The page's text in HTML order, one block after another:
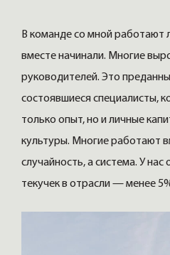
В команде со мной работают
вместе начинали. Многие
руководителей. Это
состоявшиеся специалисты,
только опыт, но и личные
культуры. Многие работают
случайность, а система. У нас
текучек в отрасли — менее